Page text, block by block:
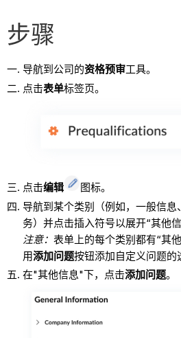
步骤
导航到公司的资格预审工具。
点击表单标签页。
点击编辑
图标。
导航到某个类别（例如，一般信
务）并点击插入符号以展开“其他信
注意： 表单上的每个类别都有“其
用添加问题按钮添加自定义问题的
在"其他信息"下，点击添加问题。